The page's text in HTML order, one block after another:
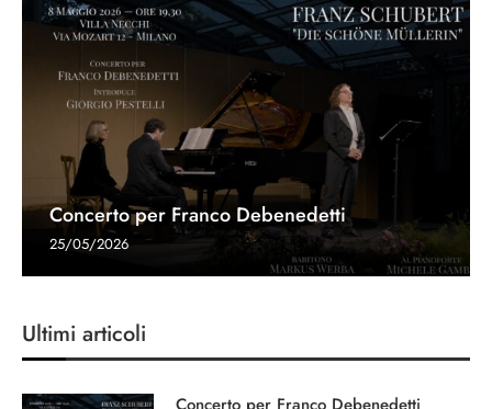
Concerto per Franco Debenedetti
25/05/2026
Ultimi articoli